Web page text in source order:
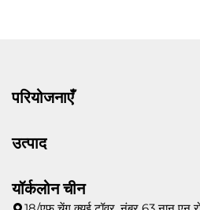
परियोजनाएँ
उत्पाद
यॉर्कलोन चीन